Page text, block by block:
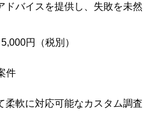
ドバイスを提供し、失敗を未然
円（税別）
件
柔軟に対応可能なカスタム調査